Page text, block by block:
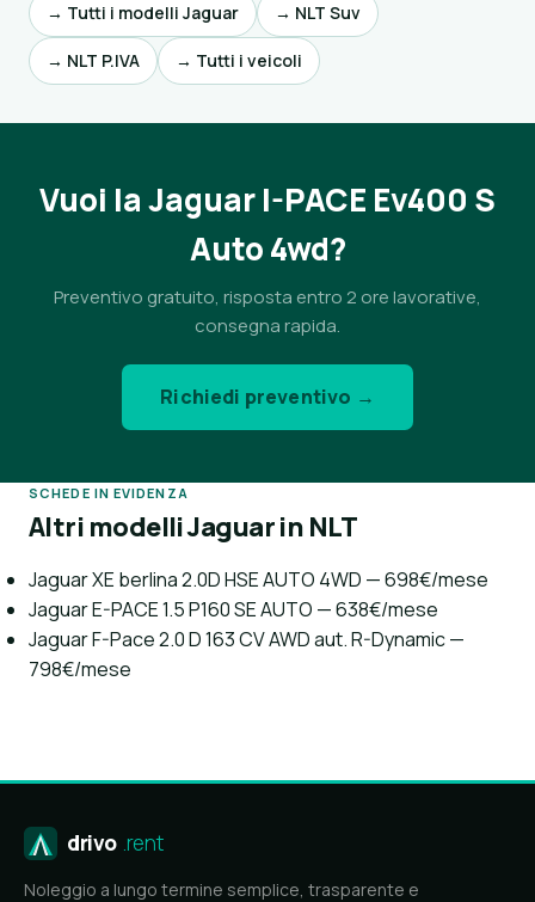
→ Tutti i modelli Jaguar → NLT Suv
→ NLT P.IVA → Tutti i veicoli
Vuoi la Jaguar I-PACE Ev400 S
Auto 4wd?
Preventivo gratuito, risposta entro 2 ore lavorative,
consegna rapida.
Richiedi preventivo →
SCHEDE IN EVIDENZA
Altri modelli Jaguar in NLT
Jaguar XE berlina 2.0D HSE AUTO 4WD — 698€/mese
Jaguar E-PACE 1.5 P160 SE AUTO — 638€/mese
Jaguar F-Pace 2.0 D 163 CV AWD aut. R-Dynamic —
798€/mese
drivo .rent
Noleggio a lungo termine semplice, trasparente e